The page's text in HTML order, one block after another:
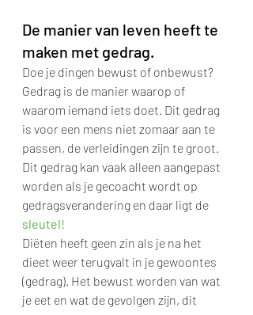
De manier van leven heeft te
maken met gedrag.
Doe je dingen bewust of onbewust?
Gedrag is de manier waarop of
waarom iemand iets doet. Dit gedrag
is voor een mens niet zomaar aan te
passen, de verleidingen zijn te groot.
Dit gedrag kan vaak alleen aangepast
worden als je gecoacht wordt op
gedragsverandering en daar ligt de
sleutel!
Diëten heeft geen zin als je na het
dieet weer terugvalt in je gewoontes
(gedrag). Het bewust worden van wat
je eet en wat de gevolgen zijn, dit